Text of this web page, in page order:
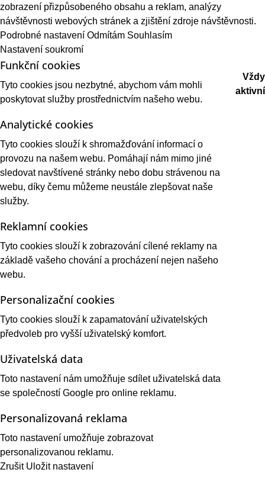
zobrazení přizpůsobeného obsahu a reklam, analýzy
návštěvnosti webových stránek a zjištění zdroje návštěvnosti.
Podrobné nastavení Odmítám Souhlasím
Nastavení soukromí
Funkční cookies
Tyto cookies jsou nezbytné, abychom vám mohli
poskytovat služby prostřednictvím našeho webu.
Vždy
aktivní
Analytické cookies
Tyto cookies slouží k shromažďování informací o
provozu na našem webu. Pomáhají nám mimo jiné
sledovat navštívené stránky nebo dobu strávenou na
webu, díky čemu můžeme neustále zlepšovat naše
služby.
Reklamní cookies
Tyto cookies slouží k zobrazování cílené reklamy na
základě vašeho chování a procházení nejen našeho
webu.
Personalizační cookies
Tyto cookies slouží k zapamatování uživatelských
předvoleb pro vyšší uživatelský komfort.
Uživatelská data
Toto nastavení nám umožňuje sdílet uživatelská data
se společností Google pro online reklamu.
Personalizovaná reklama
Toto nastavení umožňuje zobrazovat
personalizovanou reklamu.
Zrušit Uložit nastavení